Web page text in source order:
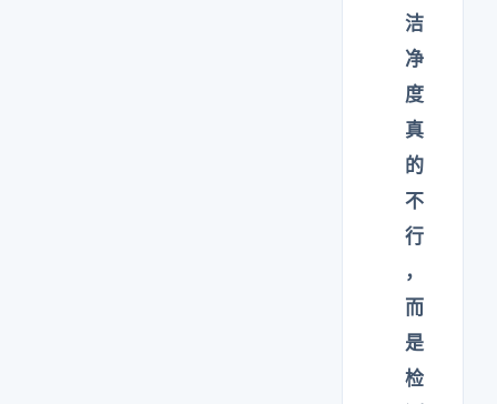
洁
净
度
真
的
不
行
，
而
是
检